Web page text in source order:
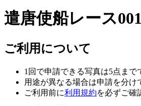
遣唐使船レース001
ご利用について
1回で申請できる写真は5点まで
用途が異なる場合は申請を分け
ご利用前に利用規約を必ずご確